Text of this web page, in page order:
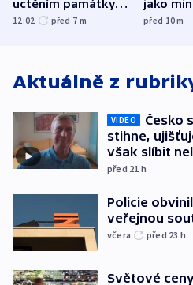
uctěním památky
obětí berlínského
12:02 před 7 m
jako
před 10m
Aktuálně z
VIDEO
Česko
stihne,
však slíbit
před 21 h
Policie
veřejnou
včera před 23 h
Světové